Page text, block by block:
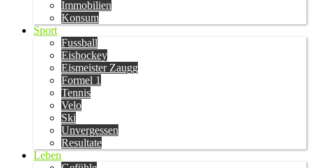
Immobilien
Konsum
Sport
Fussball
Eishockey
Eismeister Zaugg
Formel 1
Tennis
Velo
Ski
Unvergessen
Resultate
Leben